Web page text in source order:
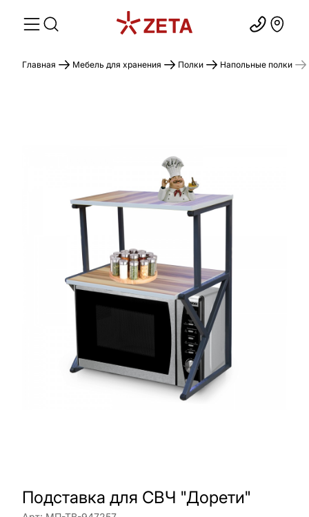
Главная Мебель для хранения Полки Напольные полки
Подставка для СВЧ "Дорети"